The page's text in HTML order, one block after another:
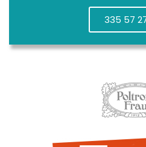
335 57